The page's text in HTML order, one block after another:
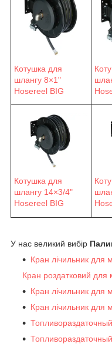
Котушка для
шлангу 8×1"
Hosereel BIG
Котушка для
шлангу 14×3/4"
Hosereel BIG
У нас великий вибір
Кран лічильник для
Кран роздатковий
Кран лічильник для
Кран лічильник для